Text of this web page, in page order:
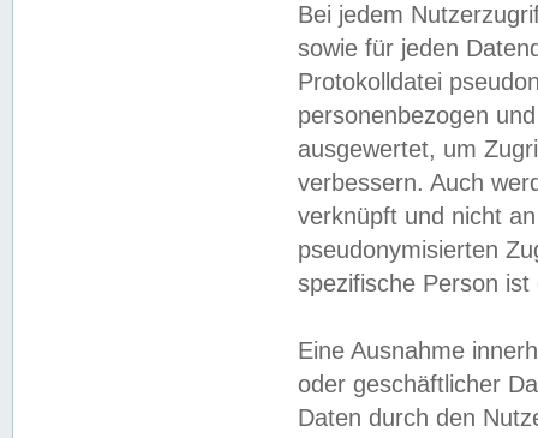
Bei jedem
sowie für jeden
Protokolldatei
personenbezogen
ausgewertet, um
verbessern. Auch
verknüpft und nicht
pseudonymisierten
spezifische Person
Eine Ausnahme
oder geschäftlicher
Daten durch den